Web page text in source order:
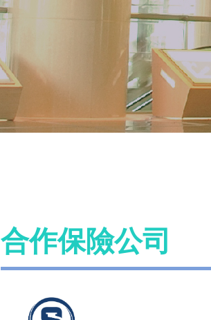
合作保險公司